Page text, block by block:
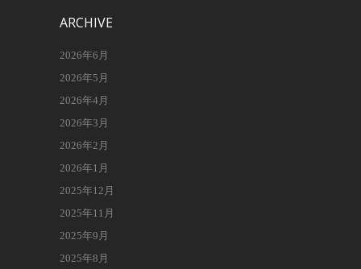
ARCHIVE
2026年6月
2026年5月
2026年4月
2026年3月
2026年2月
2026年1月
2025年12月
2025年11月
2025年9月
2025年8月